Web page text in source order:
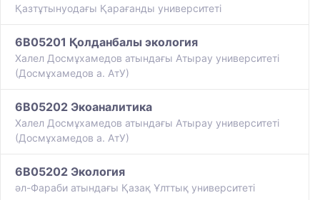
Қазтұтынуодағы Қарағанды университеті
6B05201 Қолданбалы экология
Халел Досмұхамедов атындағы Атырау университеті
(Досмұхамедов а. АтУ)
6B05202 Экоаналитика
Халел Досмұхамедов атындағы Атырау университеті
(Досмұхамедов а. АтУ)
6B05202 Экология
әл-Фараби атындағы Қазақ Ұлттық университеті